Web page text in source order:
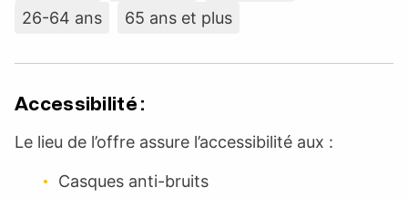
26-64 ans
65 ans et plus
Accessibilité :
Le lieu de l’offre assure l’accessibilité aux :
Casques anti-bruits